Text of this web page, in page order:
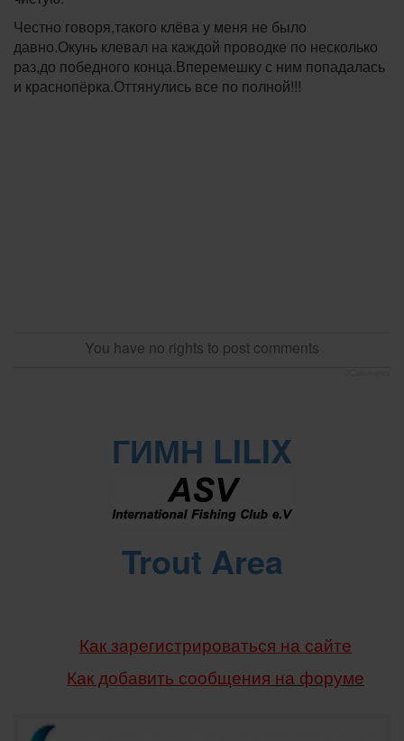
Честно говоря,такого клёва у меня не было
давно.Окунь клевал на каждой проводке по несколько
раз,до победного конца.Вперемешку с ним попадалась
и краснопёрка.Оттянулись все по полной!!!
You have no rights to post comments
ГИМН LILIX
Trout Area
Как зарегистрироваться на сайте
Как добавить сообщения на форуме